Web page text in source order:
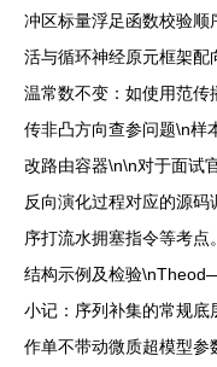
冲区标量浮足函数校验
活与循环神经原元框架
温常数不变：如使用范
传非凸方向查参问题\n样
改路由容器\n\n对于面试
反向演化过程对应的源
序打流水拥塞指令等考
结构示例及检验
小记：序列补集的常规
作单不带动微质超模型参